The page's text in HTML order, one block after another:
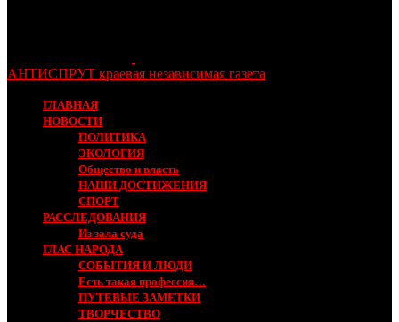
АНТИСПРУТ краевая независимая газета
ГЛАВНАЯ
НОВОСТИ
ПОЛИТИКА
ЭКОЛОГИЯ
Общество и власть
НАШИ ДОСТИЖЕНИЯ
СПОРТ
РАССЛЕДОВАНИЯ
Из зала суда
ГЛАС НАРОДА
СОБЫТИЯ И ЛЮДИ
Есть такая профессия…
ПУТЕВЫЕ ЗАМЕТКИ
ТВОРЧЕСТВО